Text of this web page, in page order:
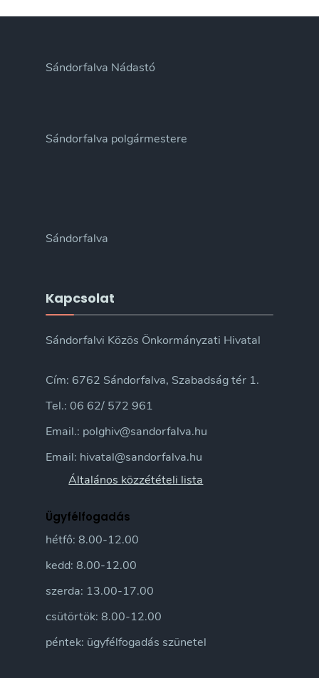
Sándorfalva Nádastó
Sándorfalva polgármestere
Sándorfalva
Kapcsolat
Sándorfalvi Közös Önkormányzati Hivatal
Cím: 6762 Sándorfalva, Szabadság tér 1.
Tel.: 06 62/ 572 961
Email.: polghiv@sandorfalva.hu
Email: hivatal@sandorfalva.hu
Általános közzétételi lista
Ügyfélfogadás
hétfő: 8.00-12.00
kedd: 8.00-12.00
szerda: 13.00-17.00
csütörtök: 8.00-12.00
péntek: ügyfélfogadás szünetel